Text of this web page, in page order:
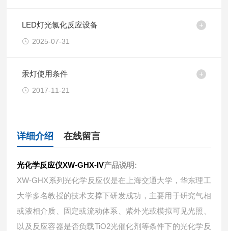
LED灯光氯化反应设备
2025-07-31
汞灯使用条件
2017-11-21
详细介绍 在线留言
光化学反应仪XW-GHX-IV产品说明:
XW-GHX系列光化学反应仪是在上海交通大学，华东理工
大学多名教授的技术支撑下研发成功，主要用于研究气相
或液相介质、固定或流动体系、紫外光或模拟可见光照、
以及反应容器是否负载TiO2光催化剂等条件下的光化学反